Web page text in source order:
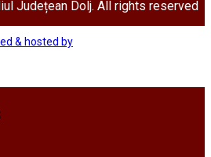
Județean Dolj. All rights reserved
& hosted by